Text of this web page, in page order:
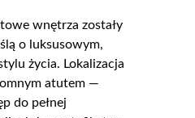
wnętrza zostały
o luksusowym,
życia. Lokalizacja
atutem —
do pełnej